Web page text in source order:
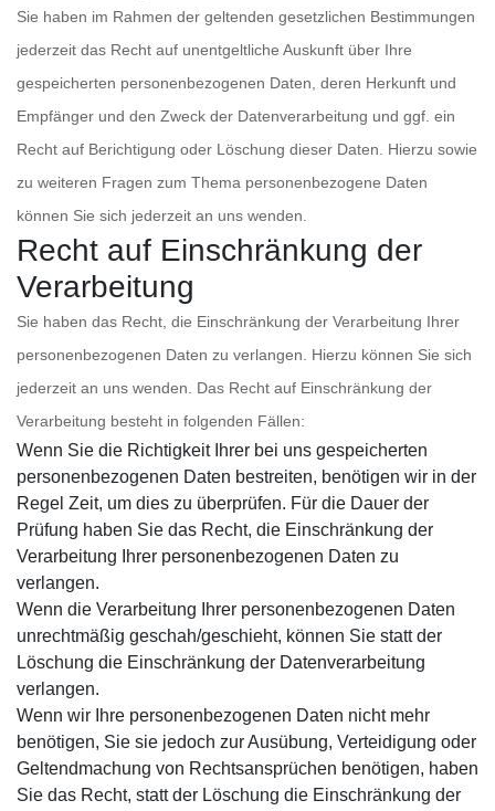
Sie haben im Rahmen der geltenden gesetzlichen Bestimmungen
jederzeit das Recht auf unentgeltliche Auskunft über Ihre
gespeicherten personenbezogenen Daten, deren Herkunft und
Empfänger und den Zweck der Datenverarbeitung und ggf. ein
Recht auf Berichtigung oder Löschung dieser Daten. Hierzu sowie
zu weiteren Fragen zum Thema personenbezogene Daten
können Sie sich jederzeit an uns wenden.
Recht auf Einschränkung der
Verarbeitung
Sie haben das Recht, die Einschränkung der Verarbeitung Ihrer
personenbezogenen Daten zu verlangen. Hierzu können Sie sich
jederzeit an uns wenden. Das Recht auf Einschränkung der
Verarbeitung besteht in folgenden Fällen:
Wenn Sie die Richtigkeit Ihrer bei uns gespeicherten
personenbezogenen Daten bestreiten, benötigen wir in der
Regel Zeit, um dies zu überprüfen. Für die Dauer der
Prüfung haben Sie das Recht, die Einschränkung der
Verarbeitung Ihrer personenbezogenen Daten zu
verlangen.
Wenn die Verarbeitung Ihrer personenbezogenen Daten
unrechtmäßig geschah/geschieht, können Sie statt der
Löschung die Einschränkung der Datenverarbeitung
verlangen.
Wenn wir Ihre personenbezogenen Daten nicht mehr
benötigen, Sie sie jedoch zur Ausübung, Verteidigung oder
Geltendmachung von Rechtsansprüchen benötigen, haben
Sie das Recht, statt der Löschung die Einschränkung der